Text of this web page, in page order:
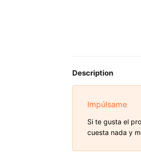
Description
Impúlsame
Si te gusta el
cuesta nada y